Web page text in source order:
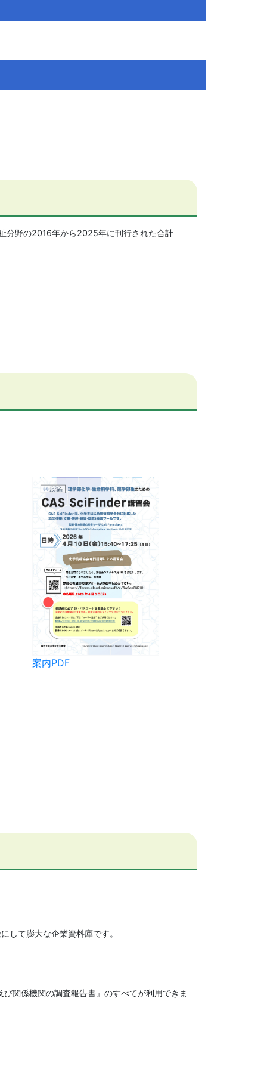
分野の2016年から2025年に刊行された合計
案内PDF
して膨大な企業資料庫です。
関係機関の調査報告書』のすべてが利用できま